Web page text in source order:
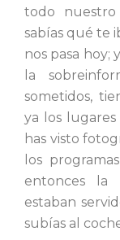
todo
sabías qué te
nos pasa hoy;
la
sometidos,
ya los
has visto
los
entonces la
estaban
subías al